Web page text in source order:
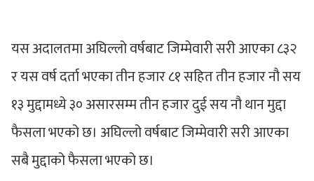
यस अदालतमा अघिल्लो वर्षबाट जिम्मेवारी सरी आएका ८३२
र यस वर्ष दर्ता भएका तीन हजार ८१ सहित तीन हजार नौ सय
१३ मुद्दामध्ये ३० असारसम्म तीन हजार दुई सय नौ थान मुद्दा
फैसला भएको छ। अघिल्लो वर्षबाट जिम्मेवारी सरी आएका
सबै मुद्दाको फैसला भएको छ।